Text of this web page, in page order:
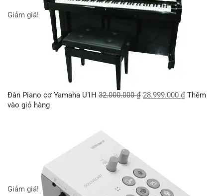
Giảm giá!
Đàn Piano cơ Yamaha U1H 32.000.000₫ 28.999.000 ₫ Thêm
vào giỏ hàng
Giảm giá!